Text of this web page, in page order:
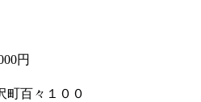
円
町百々１００